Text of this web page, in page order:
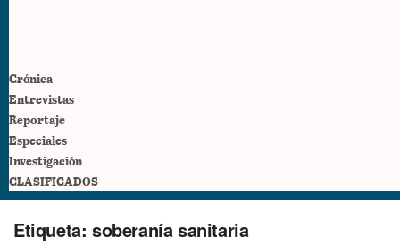
Crónica
Entrevistas
Reportaje
Especiales
Investigación
CLASIFICADOS
Etiqueta: soberanía sanitaria